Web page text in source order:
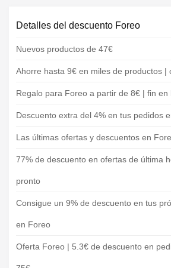
Detalles del descuento Foreo
Nuevos productos de 47€
Ahorre hasta 9€ en miles de productos |
Regalo para Foreo a partir de 8€ | fin en
Descuento extra del 4% en tus pedidos
Las últimas ofertas y descuentos en
77% de descuento en ofertas de última
pronto
Consigue un 9% de descuento en tus
en Foreo
Oferta Foreo | 5.3€ de descuento en